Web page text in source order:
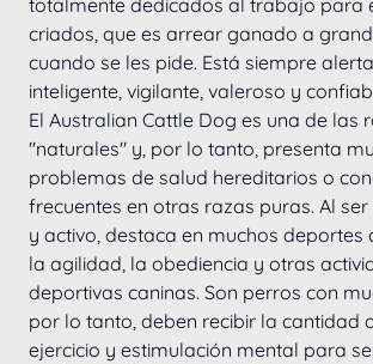
totalmente dedicados al trabajo para
criados, que es arrear ganado a
cuando se les pide. Está siempre
inteligente, vigilante, valeroso y
El Australian Cattle Dog es una de las
"naturales" y, por lo tanto, presenta
problemas de salud hereditarios o
frecuentes en otras razas puras. Al
y activo, destaca en muchos deportes
la agilidad, la obediencia y otras
deportivas caninas. Son perros con
por lo tanto, deben recibir la cantidad
ejercicio y estimulación mental para